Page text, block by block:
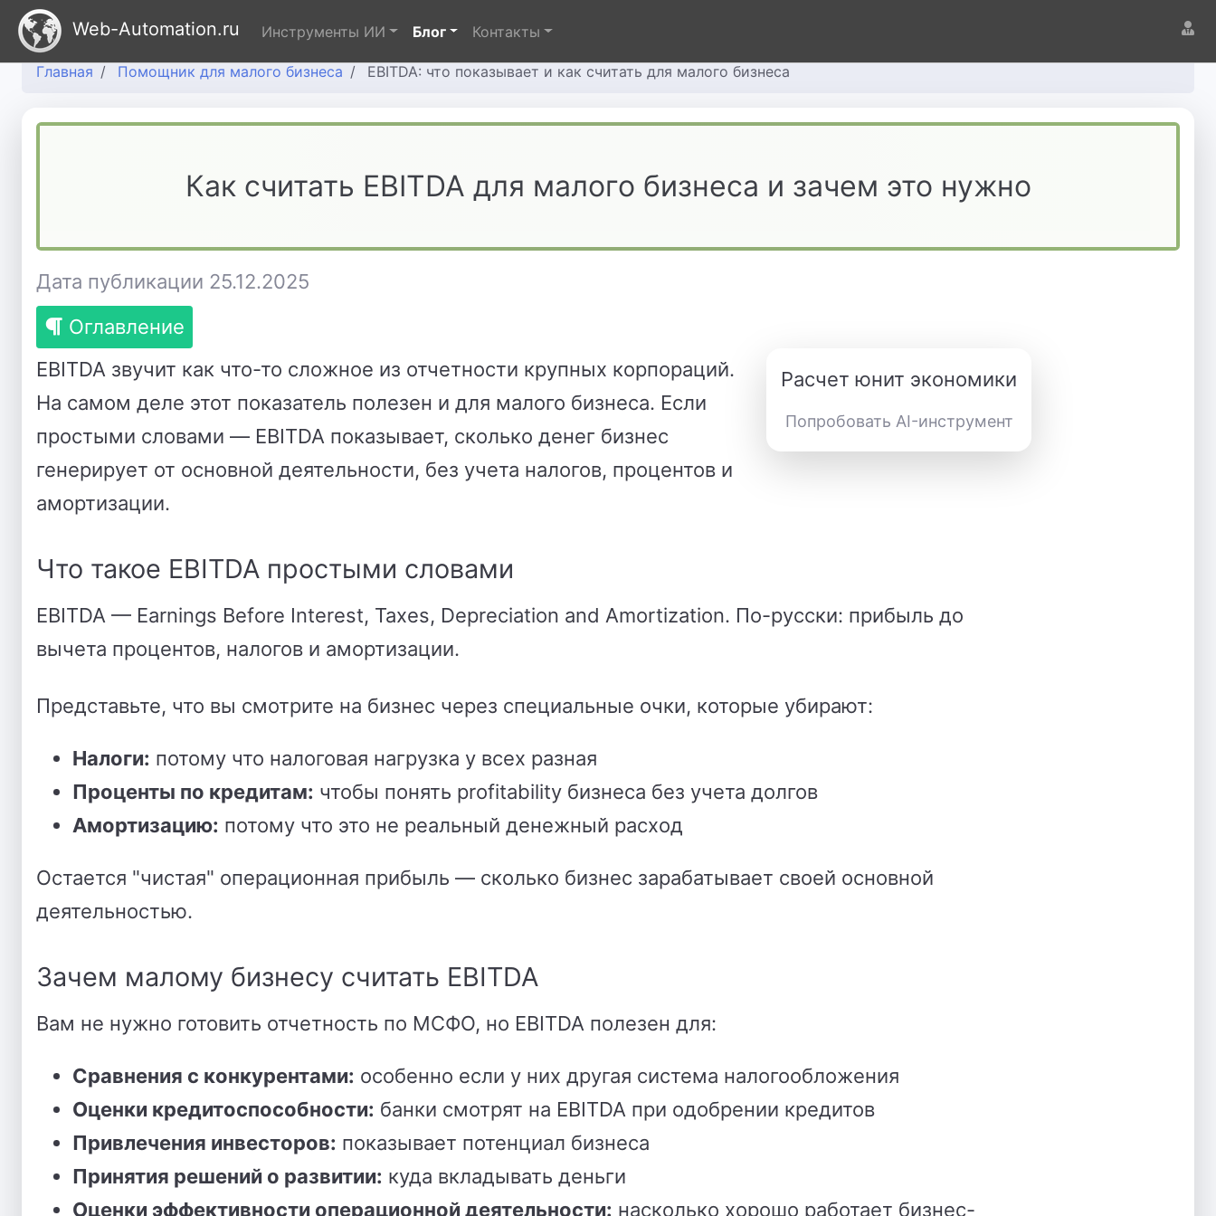
Web-Automation.ru Инструменты ИИ Блог Контакты
Главная Помощник для малого бизнеса EBITDA: что показывает и как считать для малого бизнеса
Как считать EBITDA для малого бизнеса и зачем это нужно
Дата публикации 25.12.2025
Оглавление
Расчет юнит экономики
Попробовать AI-инструмент
EBITDA звучит как что-то сложное из отчетности крупных корпораций.
На самом деле этот показатель полезен и для малого бизнеса. Если
простыми словами — EBITDA показывает, сколько денег бизнес
генерирует от основной деятельности, без учета налогов, процентов и
амортизации.
Что такое EBITDA простыми словами
EBITDA — Earnings Before Interest, Taxes, Depreciation and Amortization. По-русски: прибыль до
вычета процентов, налогов и амортизации.
Представьте, что вы смотрите на бизнес через специальные очки, которые убирают:
Налоги: потому что налоговая нагрузка у всех разная
Проценты по кредитам: чтобы понять profitability бизнеса без учета долгов
Амортизацию: потому что это не реальный денежный расход
Остается "чистая" операционная прибыль — сколько бизнес зарабатывает своей основной
деятельностью.
Зачем малому бизнесу считать EBITDA
Вам не нужно готовить отчетность по МСФО, но EBITDA полезен для:
Сравнения с конкурентами: особенно если у них другая система налогообложения
Оценки кредитоспособности: банки смотрят на EBITDA при одобрении кредитов
Привлечения инвесторов: показывает потенциал бизнеса
Принятия решений о развитии: куда вкладывать деньги
Оценки эффективности операционной деятельности: насколько хорошо работает бизнес-